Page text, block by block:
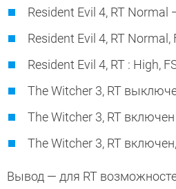
Resident Evil 4, RT Normal
Resident Evil 4, RT
Resident Evil 4, RT : High,
The Witcher 3, RT
The Witcher 3, RT
The Witcher 3, RT
Вывод — для RT